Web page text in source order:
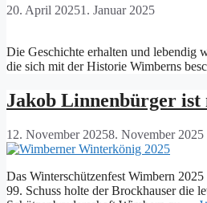
20. April 20251. Januar 2025
Die Geschichte erhalten und lebendig
die sich mit der Historie Wimberns
Jakob Linnenbürger
12. November 20258. November 2025
Das Winterschützenfest Wimbern
99. Schuss holte der Brockhauser die